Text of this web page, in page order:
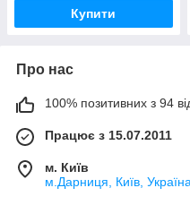
Купити
Про нас
100% позитивних з 94
Працює з 15.07.2011
м. Київ
м.Дарниця, Київ, Україна